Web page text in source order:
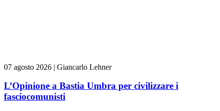
07 agosto 2026 | Giancarlo Lehner
L’Opinione a Bastia Umbra per civilizzare i
fasciocomunisti